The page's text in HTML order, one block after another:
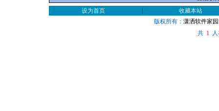
设为首页
|
收藏本站
版权所有： 潇洒软件家园
共